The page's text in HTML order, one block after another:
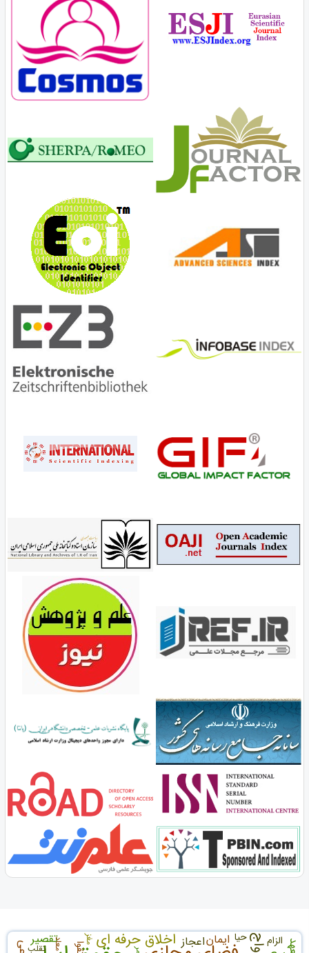
اخلاق حرفه ای تقصیر اعجازایمان تعهد تقوا الزام حیا معاد تقلب
مغز